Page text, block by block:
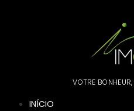
VOTRE
INÍCIO